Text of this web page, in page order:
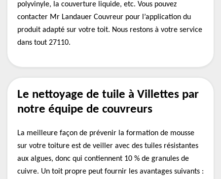
polyvinyle, la couverture liquide, etc. Vous pouvez
contacter Mr Landauer Couvreur pour l’application du
produit adapté sur votre toit. Nous restons à votre service
dans tout 27110.
Le nettoyage de tuile à Villettes par
notre équipe de couvreurs
La meilleure façon de prévenir la formation de mousse
sur votre toiture est de veiller avec des tuiles résistantes
aux algues, donc qui contiennent 10 % de granules de
cuivre. Un toit propre peut fournir les avantages suivants :